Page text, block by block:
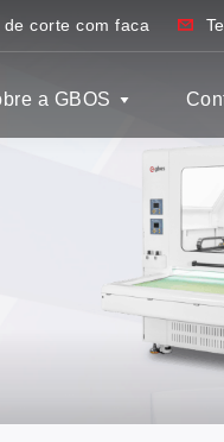
corte com faca
a GBOS